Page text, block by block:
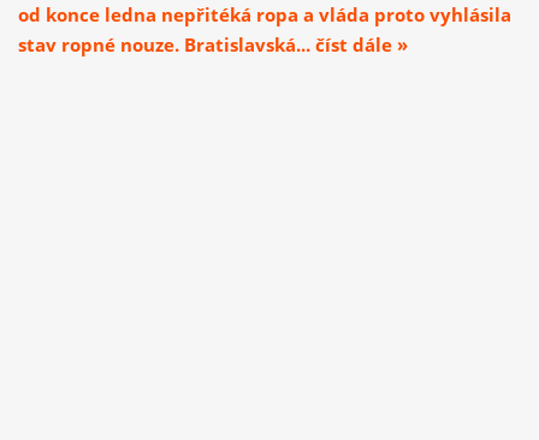
od konce ledna nepřitéká ropa a vláda proto vyhlásila
stav ropné nouze. Bratislavská... číst dále »